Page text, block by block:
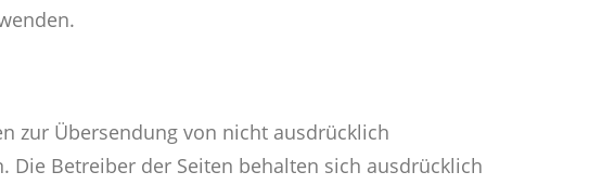
zur Übersendung von nicht ausdrücklich
Betreiber der Seiten behalten sich ausdrücklich